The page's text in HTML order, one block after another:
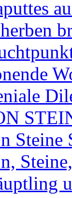
Steine